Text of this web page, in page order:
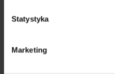
Statystyka
Marketing